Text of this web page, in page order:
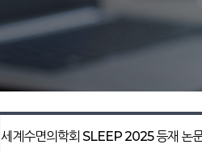
세계수면의학회 SLEEP 2025 등재 논